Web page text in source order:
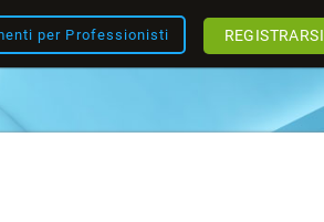
per Professionisti REGISTRARSI